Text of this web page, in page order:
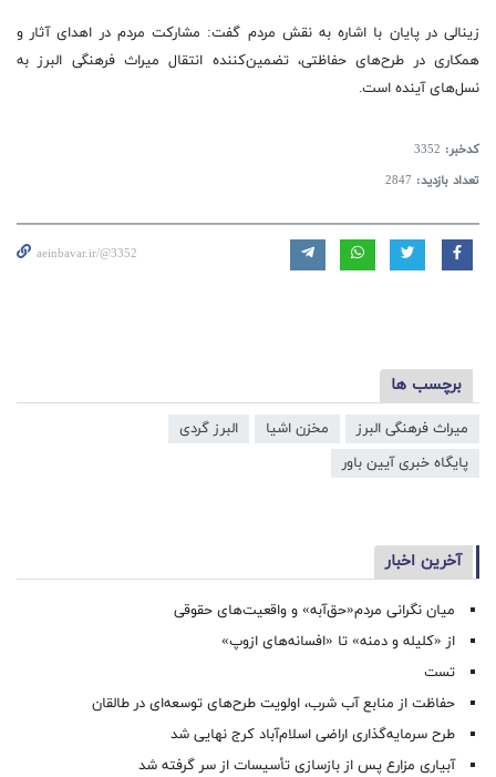
زینالی در پایان با اشاره به نقش مردم گفت: مشارکت مردم در اهدای آثار و
همکاری در طرح‌های حفاظتی، تضمین‌کننده انتقال میراث فرهنگی البرز به
نسل‌های آینده است.
کدخبر: 3352
تعداد بازدید: 2847
aeinbavar.ir/@3352
برچسب ها
میراث فرهنگی البرز مخزن اشیا
البرز گردی
پایگاه خبری آیین باور
آخرین اخبار
میان نگرانی مردم«حق‌آبه» و واقعیت‌های حقوقی
از «کلیله و دمنه» تا «افسانه‌های ازوپ»
تست
حفاظت از منابع آب شرب، اولویت طرح‌های توسعه‌ای در طالقان
طرح سرمایه‌گذاری اراضی اسلام‌آباد کرج نهایی شد
آبیاری مزارع پس از بازسازی تأسیسات از سر گرفته شد